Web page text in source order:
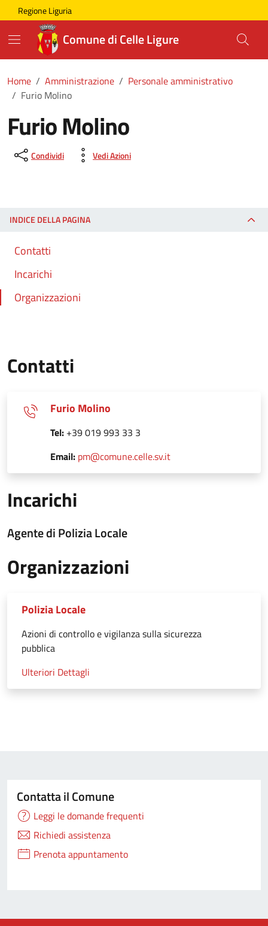
Skip to main content
Comune di Celle Ligure
Regione Liguria
Comune di Celle Ligure
Home Amministrazione
Personale amministrativo
Furio Molino
Furio Molino
Condividi Vedi Azioni
INDICE DELLA PAGINA
Contatti
Incarichi
Organizzazioni
Contatti
Furio Molino
Tel: +39 019 993 33 3
Email: pm@comune.celle.sv.it
Incarichi
Agente di Polizia Locale
Organizzazioni
Polizia Locale
Azioni di controllo e vigilanza sulla sicurezza
pubblica
Ulteriori Dettagli
Contatta il Comune
Leggi le domande frequenti
Richiedi assistenza
Prenota appuntamento